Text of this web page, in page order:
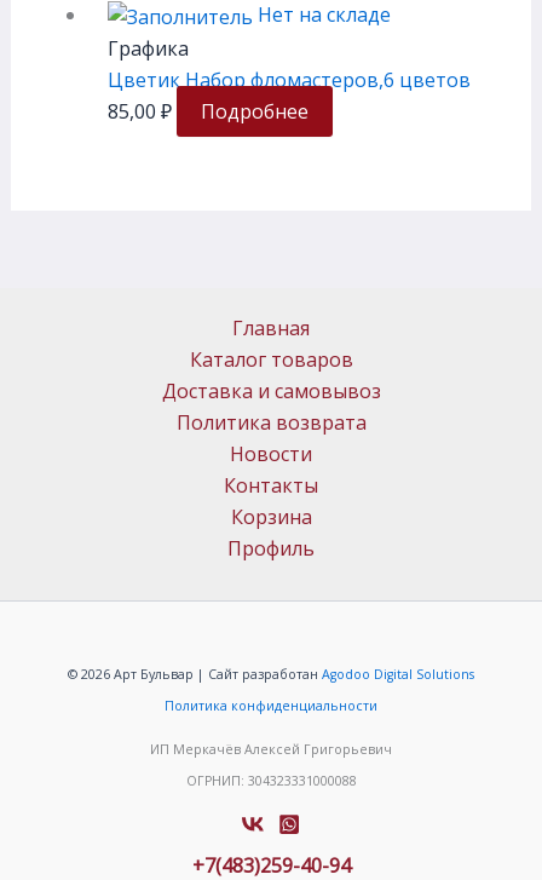
Нет на складе
Графика
Цветик Набор фломастеров,6 цветов
85,00 ₽ Подробнее
Главная
Каталог товаров
Доставка и самовывоз
Политика возврата
Новости
Контакты
Корзина
Профиль
© 2026 Арт Бульвар | Сайт разработан Agodoo Digital Solutions
Политика конфиденциальности
ИП Меркачёв Алексей Григорьевич
ОГРНИП: 304323331000088
+7(483)259-40-94